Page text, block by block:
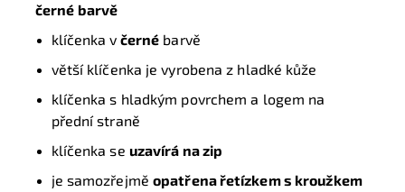
černé barvě
klíčenka v černé barvě
větší klíčenka je vyrobena z hladké kůže
klíčenka s hladkým povrchem a logem na
přední straně
klíčenka se uzavírá na zip
je samozřejmě opatřena řetízkem s kroužkem